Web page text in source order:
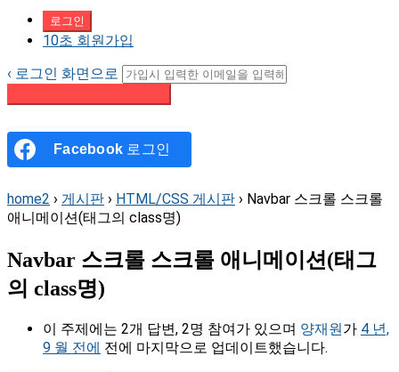
10초 회원가입
‹ 로그인 화면으로
Facebook 로그인
home2 › 게시판 › HTML/CSS 게시판 › Navbar 스크롤 스크롤
애니메이션(태그의 class명)
Navbar 스크롤 스크롤 애니메이션(태그
의 class명)
이 주제에는 2개 답변, 2명 참여가 있으며 양재원가 4 년,
9 월 전에 전에 마지막으로 업데이트했습니다.